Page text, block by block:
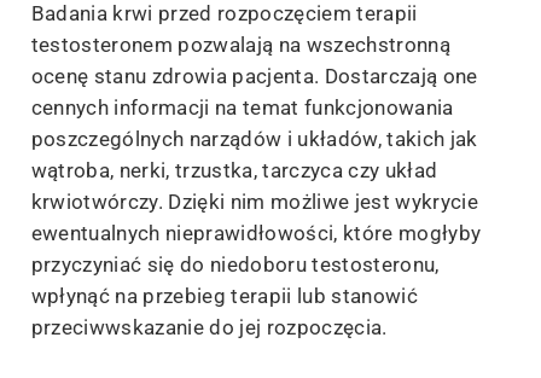
Badania krwi przed rozpoczęciem terapii
testosteronem pozwalają na wszechstronną
ocenę stanu zdrowia pacjenta. Dostarczają one
cennych informacji na temat funkcjonowania
poszczególnych narządów i układów, takich jak
wątroba, nerki, trzustka, tarczyca czy układ
krwiotwórczy. Dzięki nim możliwe jest wykrycie
ewentualnych nieprawidłowości, które mogłyby
przyczyniać się do niedoboru testosteronu,
wpłynąć na przebieg terapii lub stanowić
przeciwwskazanie do jej rozpoczęcia.